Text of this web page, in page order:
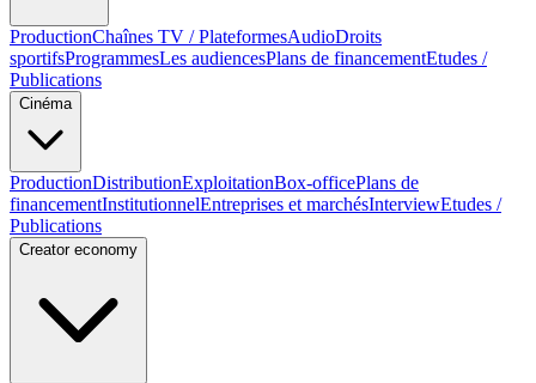
ProductionChaînes TV / PlateformesAudioDroits
sportifsProgrammesLes audiencesPlans de financementEtudes /
Publications
Cinéma
ProductionDistributionExploitationBox-officePlans de
financementInstitutionnelEntreprises et marchésInterviewEtudes /
Publications
Creator economy